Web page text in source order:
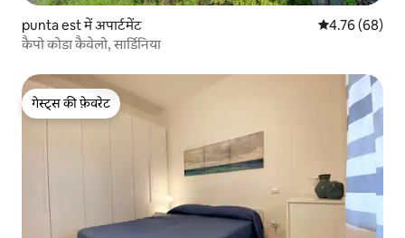
punta est में अपार्टमेंट औसत रेटिंग 5 में
4.76 (68)
कैपो कोडा कैवेलो, सार्डिनिया
गेस्ट्स की फ़ेवरेट
गेस्ट्स की फ़ेवरेट